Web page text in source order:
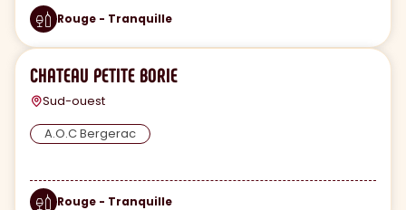
Rouge - Tranquille
CHATEAU PETITE BORIE
Sud-ouest
A.O.C Bergerac
Rouge - Tranquille